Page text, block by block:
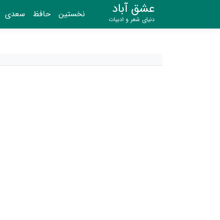
عشق آباد
دنیای شعر و ادبیات نخستین حافظ سعدی